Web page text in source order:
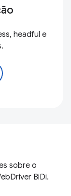
headful e
sobre o
BiDi.